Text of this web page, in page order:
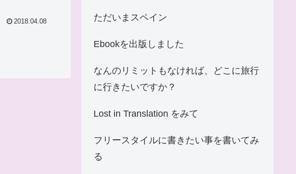
2018.04.08 ただいまスペイン
Ebookを出版しました
なんのリミットもなければ、どこに旅行
に行きたいですか？
Lost in Translation をみて
フリースタイルに書きたい事を書いてみ
る